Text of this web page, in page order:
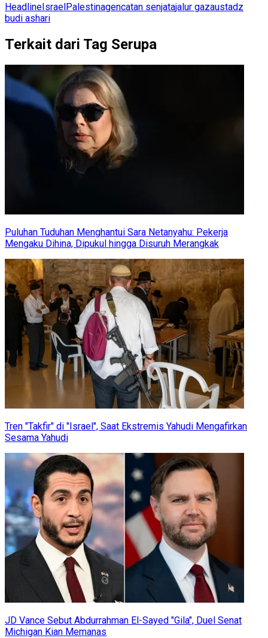
HeadlineIsraelPalestinagencatan senjatajalur gazaustadz
budi ashari
Terkait dari Tag Serupa
Puluhan Tuduhan Menghantui Sara Netanyahu: Pekerja
Mengaku Dihina, Dipukul hingga Disuruh Merangkak
Tren "Takfir" di "Israel", Saat Ekstremis Yahudi Mengafirkan
Sesama Yahudi
JD Vance Sebut Abdurrahman El-Sayed "Gila", Duel Senat
Michigan Kian Memanas